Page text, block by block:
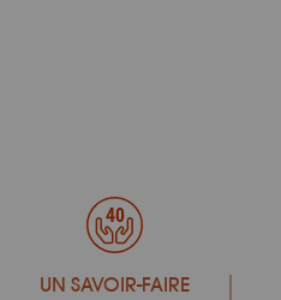
UN SAVOIR-FAIRE